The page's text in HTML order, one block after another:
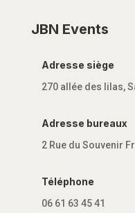
JBN Events
Adresse siège
270 allée des lilas,
Adresse bureaux
2 Rue du Souvenir
Téléphone
06 61 63 45 41